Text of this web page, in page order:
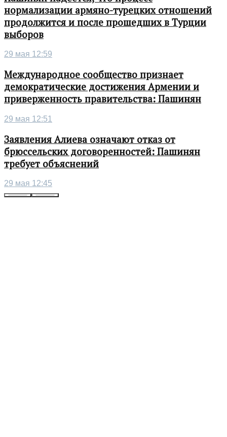
нормализации армяно-турецких отношений
продолжится и после прошедших в Турции
выборов
29 мая 12:59
Международное сообщество признает
демократические достижения Армении и
приверженность правительства: Пашинян
29 мая 12:51
Заявления Алиева означают отказ от
брюссельских договоренностей: Пашинян
требует объяснений
29 мая 12:45